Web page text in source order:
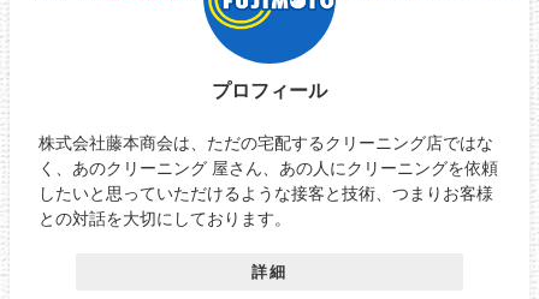
プロフィール
株式会社藤本商会は、ただの宅配するクリーニング店ではな
く、あのクリーニング 屋さん、あの人にクリーニングを依頼
したいと思っていただけるような接客と技術、つまりお客様
との対話を大切にしております。
詳細